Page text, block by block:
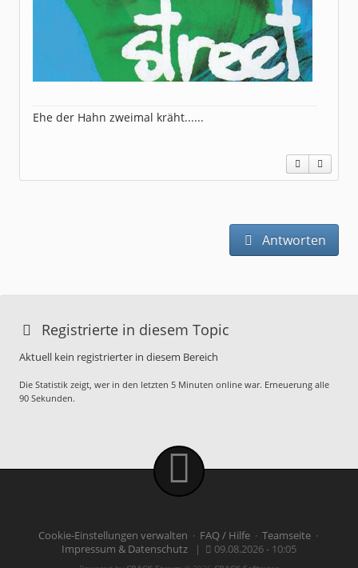
Ehe der Hahn zweimal kräht......
Antworten
Registrierte in diesem Topic
Aktuell kein registrierter in diesem Bereich
Die Statistik zeigt, wer in den letzten 5 Minuten online war. Erneuerung alle
90 Sekunden.
Cookie-Einstellungen verwalten · FAQ / Hilfe· Teamseite·
Impressum & Datenschutz | 09.08.2026 - 10:05